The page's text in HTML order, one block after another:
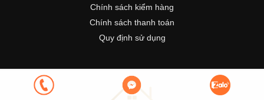
Chính sách kiểm hàng
Chính sách thanh toán
Quy định sử dụng